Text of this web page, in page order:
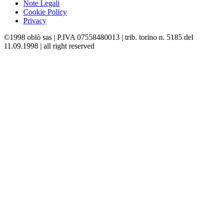
Note Legali
Cookie Policy
Privacy
©1998 oblò sas | P.IVA 07558480013 | trib. torino n. 5185 del
11.09.1998 | all right reserved